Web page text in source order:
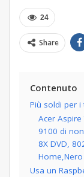
24
Share
Contenuto
Più soldi per
Acer
9100 di
8X DVD,
Home,Nero
Usa un